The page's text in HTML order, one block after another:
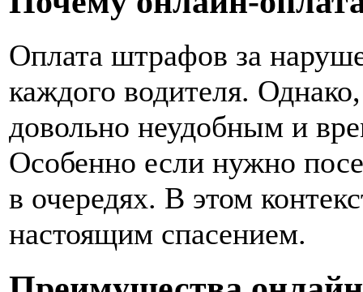
Оплата штрафов за
каждого водителя.
довольно неудобным и
Особенно если нужно
в очередях. В этом
настоящим спасением.